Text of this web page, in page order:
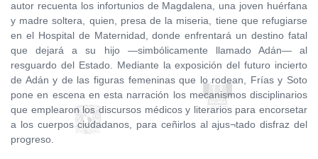
autor recuenta los infortunios de Magdalena, una joven huérfana
y madre soltera, quien, presa de la miseria, tiene que refugiarse
en el Hospital de Maternidad, donde enfrentará un destino fatal
que dejará a su hijo —simbólicamente llamado Adán— al
resguardo del Estado. Mediante la exposición del futuro incierto
de Adán y de las figuras femeninas que lo rodean, Frías y Soto
pone en escena en esta narración los mecanismos disciplinarios
que emplearon los discursos médicos y literarios para encorsetar
a los cuerpos ciudadanos, para ceñirlos al ajus¬tado disfraz del
progreso.